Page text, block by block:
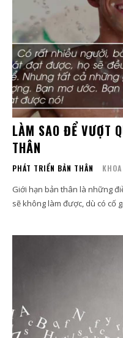
LÀM SAO ĐỂ VƯỢT
THÂN
PHÁT TRIỂN BẢN THÂN
Giới hạn bản thân là những
sẽ không làm được, dù có cố